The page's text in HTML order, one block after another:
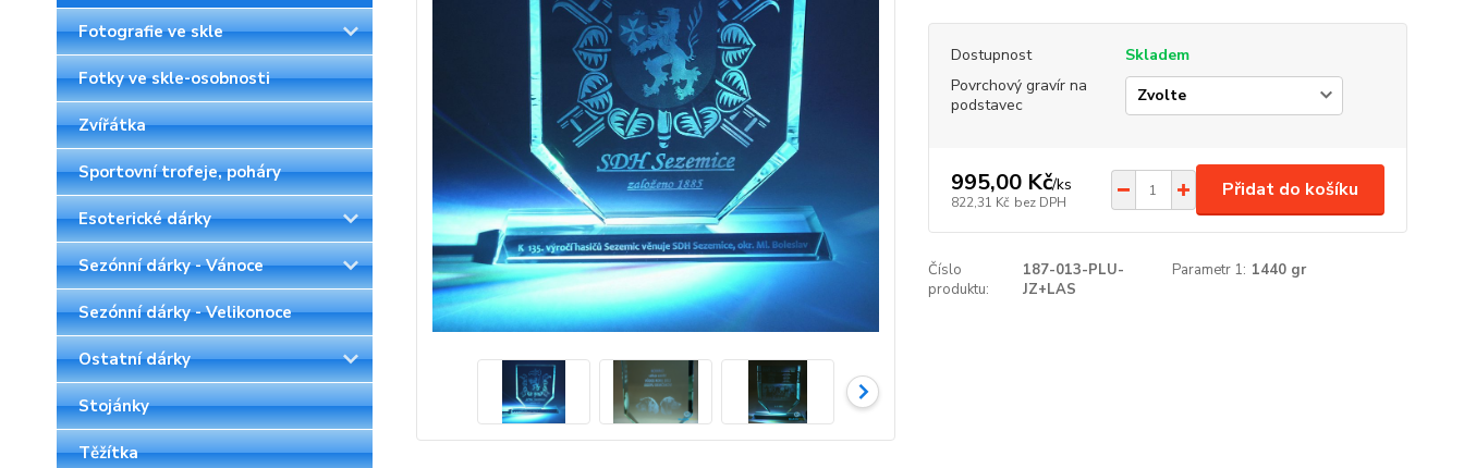
Fotografie ve skle
Fotky ve skle-osobnosti
Zvířátka
Sportovní trofeje, poháry
Esoterické dárky
Sezónní dárky - Vánoce
Sezónní dárky - Velikonoce
Ostatní dárky
Stojánky
Těžítka
Dostupnost
Skladem
Povrchový gravír na
podstavec
995,00 Kč/ks
822,31 Kč bez DPH
Přidat do košíku
Číslo
produktu:
187-013-PLU-
JZ+LAS
Parametr 1: 1440 gr